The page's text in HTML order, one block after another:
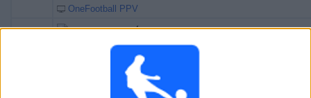
OneFootball PPV
12:30
Masters Canadá
T. Griekspoor